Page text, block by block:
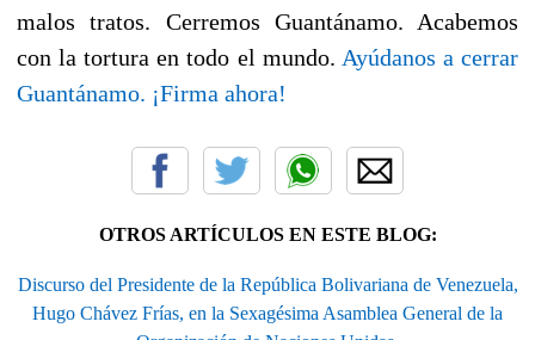
malos tratos. Cerremos Guantánamo. Acabemos
con la tortura en todo el mundo. Ayúdanos a cerrar
Guantánamo. ¡Firma ahora!
OTROS ARTÍCULOS EN ESTE BLOG:
Discurso del Presidente de la República Bolivariana de Venezuela,
Hugo Chávez Frías, en la Sexagésima Asamblea General de la